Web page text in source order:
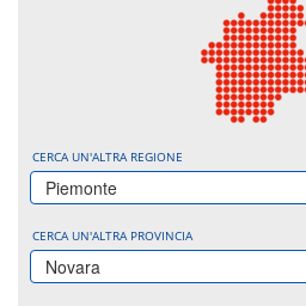
CERCA UN'ALTRA REGIONE
Piemonte
CERCA UN'ALTRA PROVINCIA
Novara